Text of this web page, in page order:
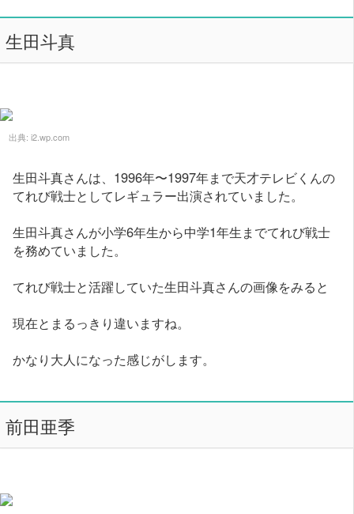
生田斗真
出典: i2.wp.com
生田斗真さんは、1996年〜1997年まで天才テレビくんの
てれび戦士としてレギュラー出演されていました。
生田斗真さんが小学6年生から中学1年生までてれび戦士
を務めていました。
てれび戦士と活躍していた生田斗真さんの画像をみると
現在とまるっきり違いますね。
かなり大人になった感じがします。
前田亜季